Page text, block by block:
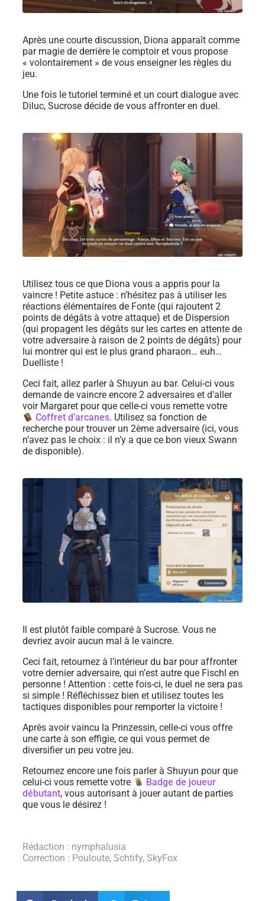
Après une courte discussion, Diona apparaît comme
par magie de derrière le comptoir et vous propose
« volontairement » de vous enseigner les règles du
jeu.
Une fois le tutoriel terminé et un court dialogue avec
Diluc, Sucrose décide de vous affronter en duel.
Utilisez tous ce que Diona vous a appris pour la
vaincre ! Petite astuce : n’hésitez pas à utiliser les
réactions élémentaires de Fonte (qui rajoutent 2
points de dégâts à votre attaque) et de Dispersion
(qui propagent les dégâts sur les cartes en attente de
votre adversaire à raison de 2 points de dégâts) pour
lui montrer qui est le plus grand pharaon… euh…
Duelliste !
Ceci fait, allez parler à Shuyun au bar. Celui-ci vous
demande de vaincre encore 2 adversaires et d’aller
voir Margaret pour que celle-ci vous remette votre
Coffret d’arcanes. Utilisez sa fonction de
recherche pour trouver un 2ème adversaire (ici, vous
n’avez pas le choix : il n’y a que ce bon vieux Swann
de disponible).
Il est plutôt faible comparé à Sucrose. Vous ne
devriez avoir aucun mal à le vaincre.
Ceci fait, retournez à l’intérieur du bar pour affronter
votre dernier adversaire, qui n’est autre que Fischl en
personne ! Attention : cette fois-ci, le duel ne sera pas
si simple ! Réfléchissez bien et utilisez toutes les
tactiques disponibles pour remporter la victoire !
Après avoir vaincu la Prinzessin, celle-ci vous offre
une carte à son effigie, ce qui vous permet de
diversifier un peu votre jeu.
Retournez encore une fois parler à Shuyun pour que
celui-ci vous remette votre
Badge de joueur
débutant, vous autorisant à jouer autant de parties
que vous le désirez !
Rédaction : nymphalusia
Correction : Pouloute, Schtify, SkyFox